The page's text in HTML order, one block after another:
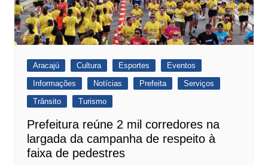
Aracajú Cultura Esportes
Eventos
Informações
Notícias Prefeita
Serviços
Trânsito
Turismo
Prefeitura reúne 2 mil corredores na
largada da campanha de respeito à
faixa de pedestres